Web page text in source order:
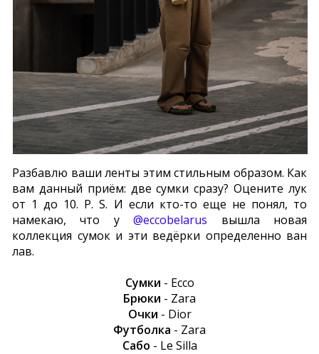
Разбавлю ваши ленты этим стильным образом. Как
вам данный приём: две сумки сразу? Оцените лук
от 1 до 10. P. S. И если кто-то еще не понял, то
намекаю, что у@eccobelarus вышла новая
коллекция сумок и эти ведёрки определенно ван
лав.
Сумки - Ecco
Брюки - Zara
Очки - Dior
Футболка - Zara
Сабо - Le Silla